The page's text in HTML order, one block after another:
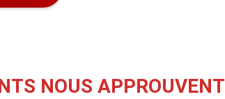
NOUS APPROUVENT